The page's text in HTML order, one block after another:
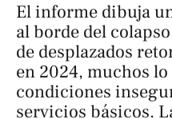
El informe dibuja
al borde del
de desplazados
en 2024, muchos
condiciones
servicios básicos.